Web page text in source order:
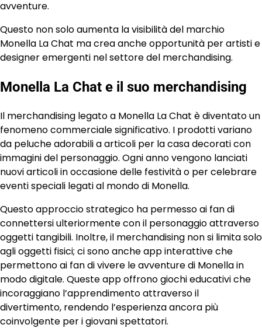
avventure.
Questo non solo aumenta la visibilità del marchio
Monella La Chat ma crea anche opportunità per artisti e
designer emergenti nel settore del merchandising.
Monella La Chat e il suo merchandising
Il merchandising legato a Monella La Chat è diventato un
fenomeno commerciale significativo. I prodotti variano
da peluche adorabili a articoli per la casa decorati con
immagini del personaggio. Ogni anno vengono lanciati
nuovi articoli in occasione delle festività o per celebrare
eventi speciali legati al mondo di Monella.
Questo approccio strategico ha permesso ai fan di
connettersi ulteriormente con il personaggio attraverso
oggetti tangibili. Inoltre, il merchandising non si limita solo
agli oggetti fisici; ci sono anche app interattive che
permettono ai fan di vivere le avventure di Monella in
modo digitale. Queste app offrono giochi educativi che
incoraggiano l’apprendimento attraverso il
divertimento, rendendo l’esperienza ancora più
coinvolgente per i giovani spettatori.